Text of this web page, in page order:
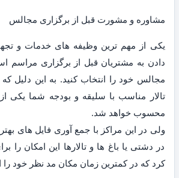
مشاوره و مشورت قبل از برگزاری مجالس
یکی از مهم ترین وظیفه های خدمات و
دادن به مشتریان قبل از برگزاری مراسم
مجالس خود را انتخاب کنید. به این دلیل که
تالار مناسب با سلیقه و بودجه شما یکی
محسوب خواهد شد.
ولی در این مراکز با جمع آوری فایل های
در دشتی یا باغ ها و تالارها این امکان را
کرد که در کمترین زمان مکان مد نظر خود را